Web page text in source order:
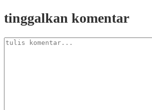
tinggalkan komentar